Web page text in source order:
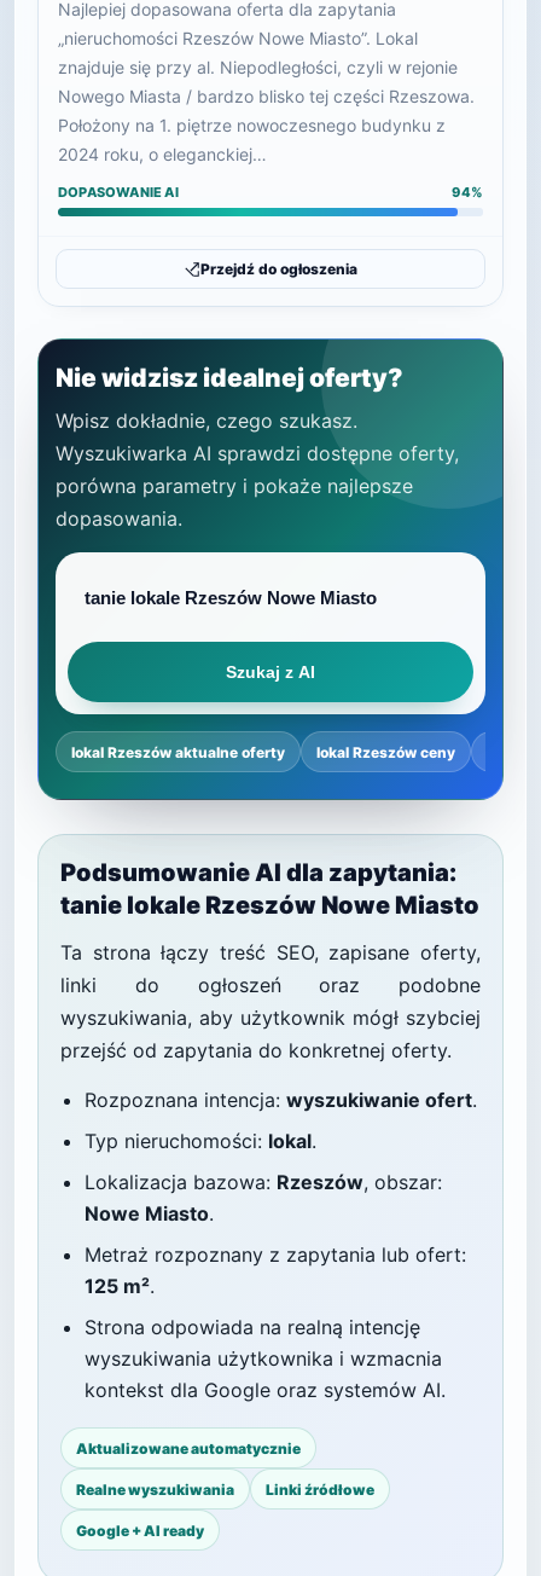
Najlepiej dopasowana oferta dla zapytania
„nieruchomości Rzeszów Nowe Miasto”. Lokal
znajduje się przy al. Niepodległości, czyli w rejonie
Nowego Miasta / bardzo blisko tej części Rzeszowa.
Położony na 1. piętrze nowoczesnego budynku z
2024 roku, o eleganckiej…
DOPASOWANIE AI 94%
Przejdź do ogłoszenia
Nie widzisz idealnej oferty?
Wpisz dokładnie, czego szukasz.
Wyszukiwarka AI sprawdzi dostępne oferty,
porówna parametry i pokaże najlepsze
dopasowania.
Szukaj z AI
lokal Rzeszów aktualne oferty lokal Rzeszów ceny
Podsumowanie AI dla zapytania:
tanie lokale Rzeszów Nowe Miasto
Ta strona łączy treść SEO, zapisane oferty,
linki do ogłoszeń oraz podobne
wyszukiwania, aby użytkownik mógł szybciej
przejść od zapytania do konkretnej oferty.
Rozpoznana intencja: wyszukiwanie ofert.
Typ nieruchomości: lokal.
Lokalizacja bazowa: Rzeszów, obszar:
Nowe Miasto.
Metraż rozpoznany z zapytania lub ofert:
125 m².
Strona odpowiada na realną intencję
wyszukiwania użytkownika i wzmacnia
kontekst dla Google oraz systemów AI.
Aktualizowane automatycznie
Realne wyszukiwania Linki źródłowe
Google + AI ready